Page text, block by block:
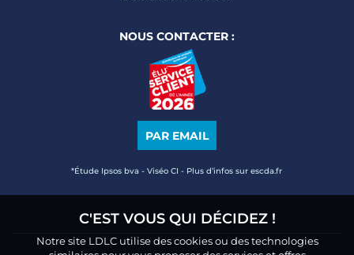
NOUS CONTACTER :
PAR EMAIL
*Étude Ipsos bva - Viséo CI - Plus d’infos sur escda.fr
C'EST VOUS QUI DÉCIDEZ !
Notre site LDLC utilise des cookies ou des technologies